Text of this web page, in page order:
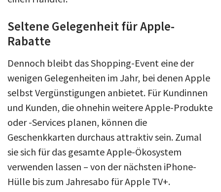
Seltene Gelegenheit für Apple-
Rabatte
Dennoch bleibt das Shopping-Event eine der
wenigen Gelegenheiten im Jahr, bei denen Apple
selbst Vergünstigungen anbietet. Für Kundinnen
und Kunden, die ohnehin weitere Apple-Produkte
oder -Services planen, können die
Geschenkkarten durchaus attraktiv sein. Zumal
sie sich für das gesamte Apple-Ökosystem
verwenden lassen – von der nächsten iPhone-
Hülle bis zum Jahresabo für Apple TV+.